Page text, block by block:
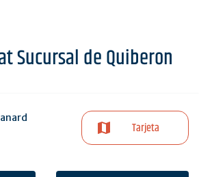
Sucursal de Quiberon
Tarjeta